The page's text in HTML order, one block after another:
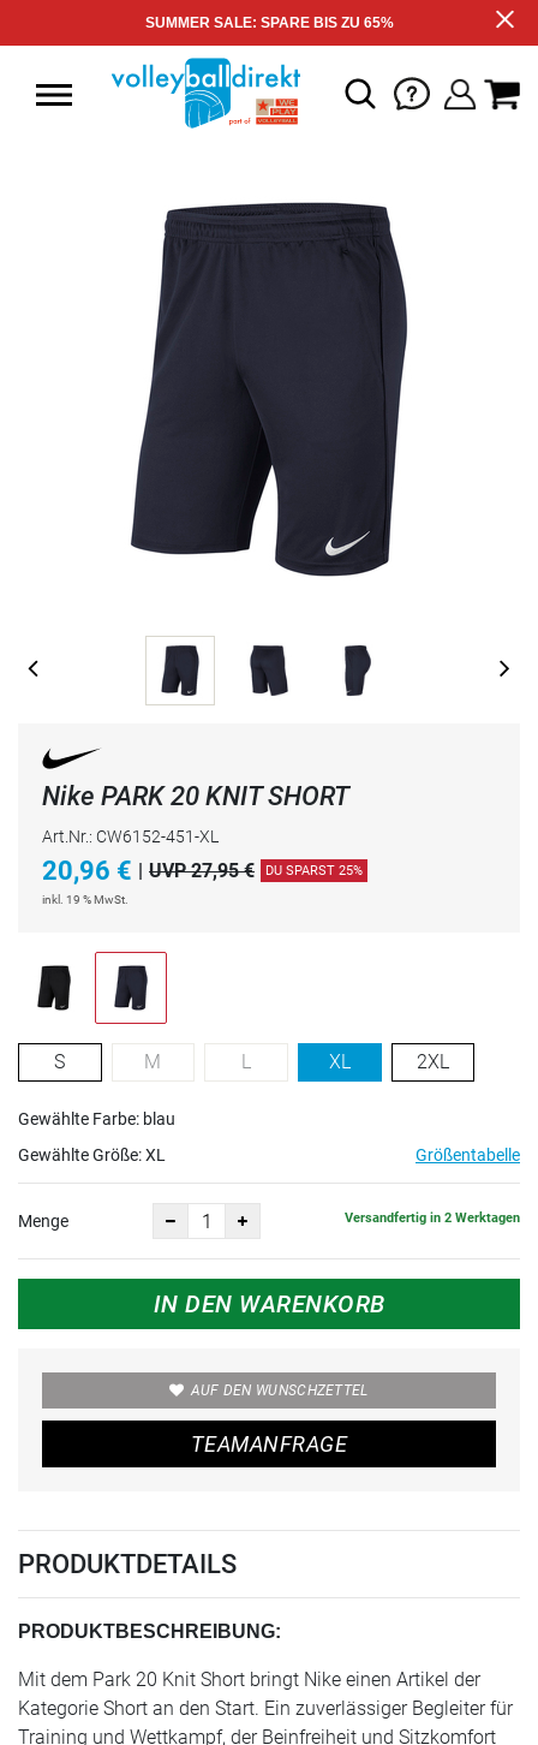
SUMMER SALE: SPARE BIS ZU 65%
Nike PARK 20 KNIT SHORT
Art.Nr.: CW6152-451-XL
20,96 € | UVP 27,95 € DU SPARST 25%
inkl. 19 % MwSt.
S M L XL 2XL
Gewählte Farbe: blau
Gewählte Größe:XL Größentabelle
Menge Versandfertig in 2 Werktagen
IN DEN WARENKORB
AUF DEN WUNSCHZETTEL
TEAMANFRAGE
PRODUKTDETAILS
PRODUKTBESCHREIBUNG:
Mit dem Park 20 Knit Short bringt Nike einen Artikel der
Kategorie Short an den Start. Ein zuverlässiger Begleiter für
Training und Wettkampf, der Beinfreiheit und Sitzkomfort